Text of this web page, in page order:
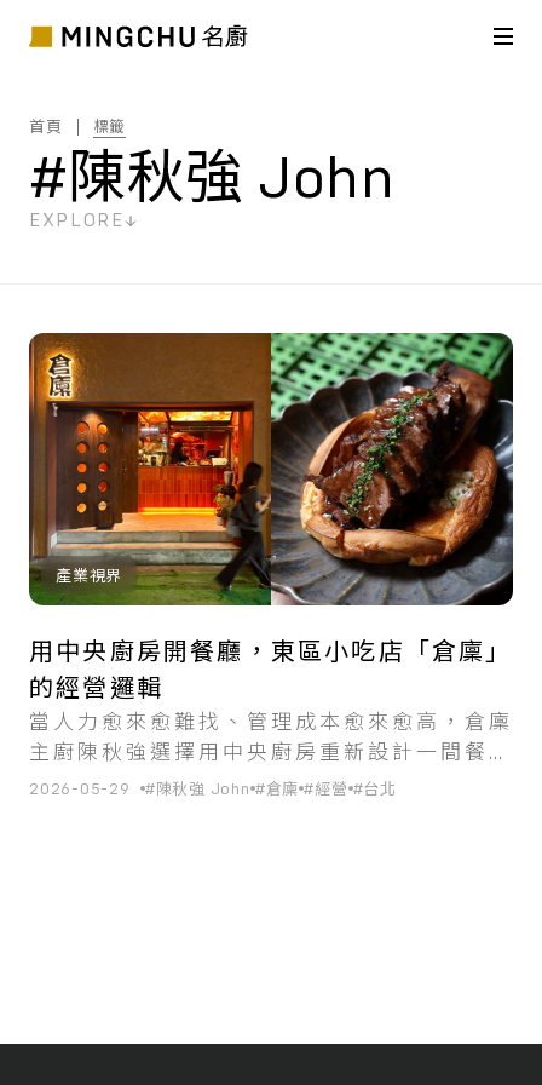
首頁 標籤
#陳秋強 John
EXPLORE
共1筆搜尋結果
產業視界
用中央廚房開餐廳，東區小吃店「倉廩」
的經營邏輯
當人力愈來愈難找、管理成本愈來愈高，倉廩
主廚陳秋強選擇用中央廚房重新設計一間餐廳
的經營方式。
2026-05-29 #陳秋強 John #倉廩 #經營 #台北